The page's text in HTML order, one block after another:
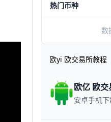
热门币种
数
欧yi 欧交易所教程
欧亿 欧